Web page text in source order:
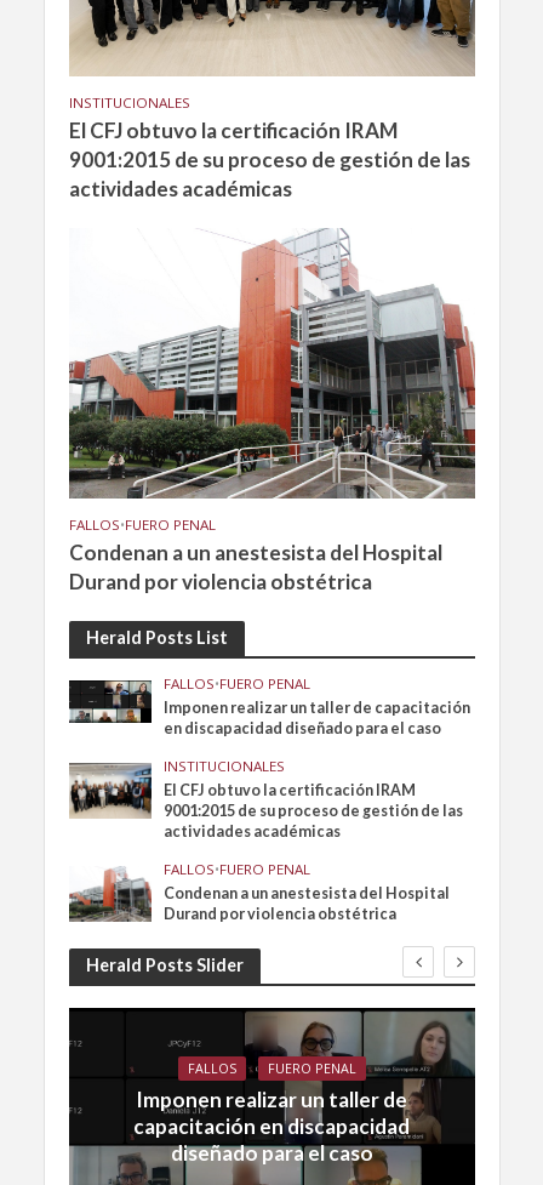
INSTITUCIONALES
El CFJ obtuvo la certificación IRAM
9001:2015 de su proceso de gestión de las
actividades académicas
FALLOS•FUERO PENAL
Condenan a un anestesista del Hospital
Durand por violencia obstétrica
Herald Posts List
FALLOS•FUERO PENAL
Imponen realizar un taller de capacitación
en discapacidad diseñado para el caso
INSTITUCIONALES
El CFJ obtuvo la certificación IRAM
9001:2015 de su proceso de gestión de las
actividades académicas
FALLOS•FUERO PENAL
Condenan a un anestesista del Hospital
Durand por violencia obstétrica
Herald Posts Slider
FALLOS FUERO PENAL
Imponen realizar un taller de
capacitación en discapacidad
diseñado para el caso